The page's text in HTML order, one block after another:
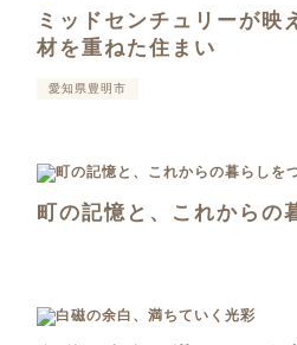
ミッドセンチュリーが映
材を重ねた住まい
愛知県豊明市
町の記憶と、これからの